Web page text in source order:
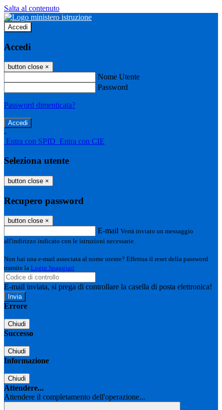
Salta al contenuto
Accedi
Accedi
button close ×
Nome Utente
Password
Password dimenticata?
-
Entra con SPID Entra con CIE
Seleziona utente
button close ×
Recupero password
button close ×
E-mail Verrà inviato un messaggio
all'indirizzo indicato con le istruzioni necessarie.
Non hai una e-mail associata al nome utente? Effettua il reset della password
tramite la Login Spaggiari
E-mail inviata, si prega di controllare la casella di posta elettronica!
Errore
Chiudi
Successo
Chiudi
Informazione
Chiudi
Attendere...
Attendere il completamento dell'operazione...